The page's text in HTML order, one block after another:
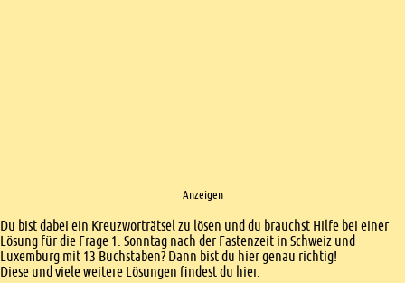
Anzeigen
Einleitung
Du bist dabei ein Kreuzworträtsel zu lösen und du brauchst Hilfe bei einer
Lösung für die Frage 1. Sonntag nach der Fastenzeit in Schweiz und
Luxemburg mit 13 Buchstaben? Dann bist du hier genau richtig!
Diese und viele weitere Lösungen findest du hier.